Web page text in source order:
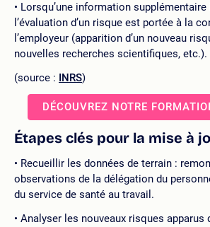
Lorsqu’une information
l’évaluation d’un risque est portée à la
l’employeur (apparition d’un nouveau
nouvelles recherches scientifiques, etc.).
(source : INRS)
DÉCOUVREZ NOTRE
Étapes clés pour la mise à
Recueillir les données de terrain :
observations de la délégation du
du service de santé au travail.
Analyser les nouveaux risques apparus